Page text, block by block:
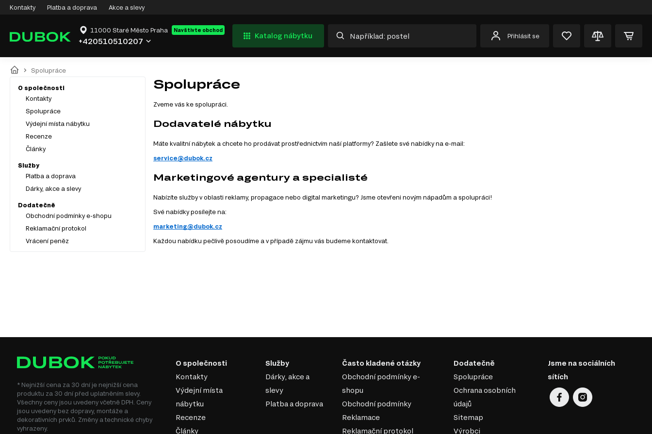
Kontakty Platba a doprava Akce a slevy
11000 Staré Město Praha Navštivte obchod
+420510510207
Katalog nábytku Přihlásit se
Spolupráce
O společnosti
Kontakty
Spolupráce
Výdejní místa nábytku
Recenze
Články
Služby
Platba a doprava
Dárky, akce a slevy
Dodatečně
Obchodní podmínky e-shopu
Reklamační protokol
Vrácení peněz
Spolupráce
Zveme vás ke spolupráci.
Dodavatelé nábytku
Máte kvalitní nábytek a chcete ho prodávat prostřednictvím naší platformy? Zašlete své nabídky na e-mail:
service@dubok.cz
Marketingové agentury a specialisté
Nabízíte služby v oblasti reklamy, propagace nebo digital marketingu? Jsme otevřeni novým nápadům a spolupráci!
Své nabídky posílejte na:
marketing@dubok.cz
Každou nabídku pečlivě posoudíme a v případě zájmu vás budeme kontaktovat.
* Nejnižší cena za 30 dní je nejnižší cena
produktu za 30 dní před uplatněním slevy.
Všechny ceny jsou uvedeny včetně DPH. Ceny
jsou uvedeny bez dopravy, montáže a
dekorativních prvků. Změny a technické chyby
vyhrazeny.
O společnosti
Kontakty
Výdejní místa
nábytku
Recenze
Články
Služby
Dárky, akce a
slevy
Platba a doprava
Často kladené otázky
Obchodní podmínky e-
shopu
Obchodní podmínky
Reklamace
Reklamační protokol
Dodatečně
Spolupráce
Ochrana osobních
údajů
Sitemap
Výrobci
Jsme na sociálních
sítích